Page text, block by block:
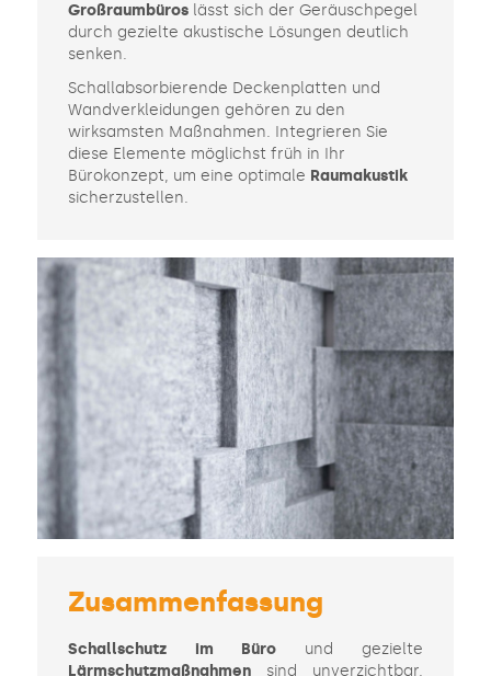
Großraumbüroslässt sich der Geräuschpegel
durch gezielte akustische Lösungen deutlich
senken.
Schallabsorbierende Deckenplatten und
Wandverkleidungen gehören zu den
wirksamsten Maßnahmen. Integrieren Sie
diese Elemente möglichst früh in Ihr
Bürokonzept, um eine optimale Raumakustik
sicherzustellen.
Zusammenfassung
Schallschutz im Büro und gezielte
Lärmschutzmaßnahmensind unverzichtbar,